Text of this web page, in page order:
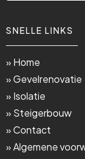
SNELLE LINKS
» Home
» Gevelrenovatie
» Isolatie
» Steigerbouw
» Contact
» Algemene